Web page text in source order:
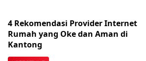
4 Rekomendasi Provider Internet
Rumah yang Oke dan Aman di
Kantong